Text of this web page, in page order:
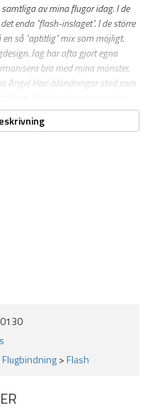
av mina flugor idag. I de
enda "flash-inslaget". I de större
så "aptitlig" mix som möjligt.
Jag har ofta gjort egna
bra med mina mönster.
Angel Hair-blandningar stod som
blandningar klarar jag alla av
solskensfluga till den elakaste
Flugbindning>Flash